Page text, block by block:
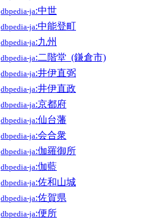
dbpedia-ja:中世
dbpedia-ja:中能登町
dbpedia-ja:九州
dbpedia-ja:二階堂_(鎌倉市)
dbpedia-ja:井伊直弼
dbpedia-ja:井伊直政
dbpedia-ja:京都府
dbpedia-ja:仙台藩
dbpedia-ja:会合衆
dbpedia-ja:伽羅御所
dbpedia-ja:伽藍
dbpedia-ja:佐和山城
dbpedia-ja:佐賀県
dbpedia-ja:便所